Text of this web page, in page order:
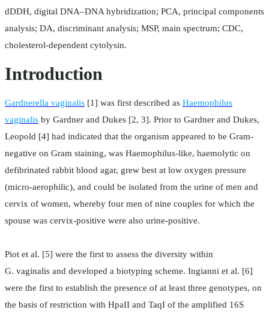
dDDH, digital DNA–DNA hybridization; PCA, principal components
analysis; DA, discriminant analysis; MSP, main spectrum; CDC,
cholesterol-dependent cytolysin.
Introduction
Gardnerella vaginalis [1] was first described as Haemophilus
vaginalis by Gardner and Dukes [2, 3]. Prior to Gardner and Dukes,
Leopold [4] had indicated that the organism appeared to be Gram-
negative on Gram staining, was Haemophilus-like, haemolytic on
defibrinated rabbit blood agar, grew best at low oxygen pressure
(micro-aerophilic), and could be isolated from the urine of men and
cervix of women, whereby four men of nine couples for which the
spouse was cervix-positive were also urine-positive.
Piot et al. [5] were the first to assess the diversity within
G. vaginalis and developed a biotyping scheme. Ingianni et al. [6]
were the first to establish the presence of at least three genotypes, on
the basis of restriction with HpaII and TaqI of the amplified 16S